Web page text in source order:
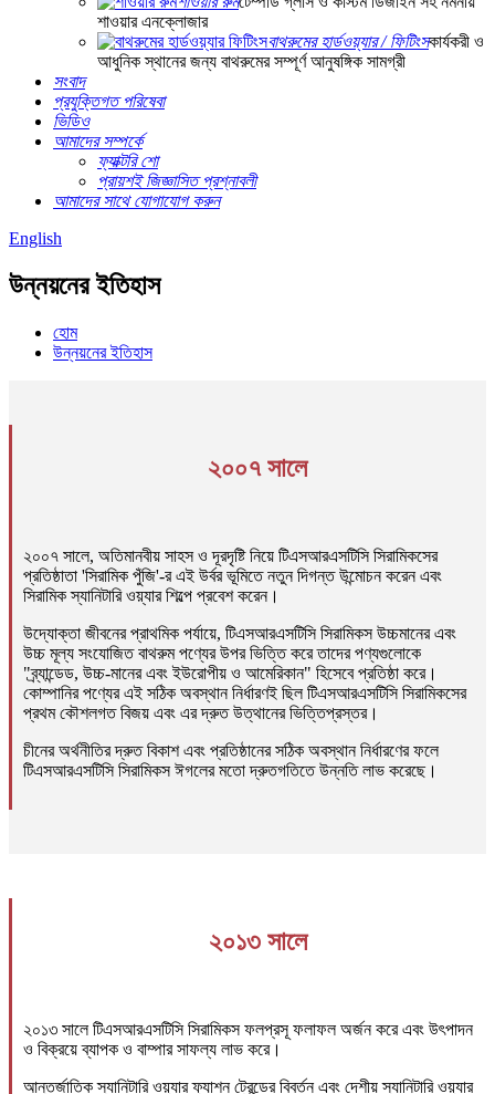
শাওয়ার এনক্লোজার
বাথরুমের হার্ডওয়্যার / ফিটিংসকার্যকরী ও
আধুনিক স্থানের জন্য বাথরুমের সম্পূর্ণ আনুষঙ্গিক সামগ্রী
সংবাদ
প্রযুক্তিগত পরিষেবা
ভিডিও
আমাদের সম্পর্কে
ফ্যাক্টরি শো
প্রায়শই জিজ্ঞাসিত প্রশ্নাবলী
আমাদের সাথে যোগাযোগ করুন
English
উন্নয়নের ইতিহাস
হোম
উন্নয়নের ইতিহাস
২০০৭ সালে
২০০৭ সালে, অতিমানবীয় সাহস ও দূরদৃষ্টি নিয়ে টিএসআরএসটিসি সিরামিকসের
প্রতিষ্ঠাতা 'সিরামিক পুঁজি'-র এই উর্বর ভূমিতে নতুন দিগন্ত উন্মোচন করেন এবং
সিরামিক স্যানিটারি ওয়্যার শিল্পে প্রবেশ করেন।
উদ্যোক্তা জীবনের প্রাথমিক পর্যায়ে, টিএসআরএসটিসি সিরামিকস উচ্চমানের এবং
উচ্চ মূল্য সংযোজিত বাথরুম পণ্যের উপর ভিত্তি করে তাদের পণ্যগুলোকে
"ব্র্যান্ডেড, উচ্চ-মানের এবং ইউরোপীয় ও আমেরিকান" হিসেবে প্রতিষ্ঠা করে।
কোম্পানির পণ্যের এই সঠিক অবস্থান নির্ধারণই ছিল টিএসআরএসটিসি সিরামিকসের
প্রথম কৌশলগত বিজয় এবং এর দ্রুত উত্থানের ভিত্তিপ্রস্তর।
চীনের অর্থনীতির দ্রুত বিকাশ এবং প্রতিষ্ঠানের সঠিক অবস্থান নির্ধারণের ফলে
টিএসআরএসটিসি সিরামিকস ঈগলের মতো দ্রুতগতিতে উন্নতি লাভ করেছে।
২০১৩ সালে
২০১৩ সালে টিএসআরএসটিসি সিরামিকস ফলপ্রসূ ফলাফল অর্জন করে এবং উৎপাদন
ও বিক্রয়ে ব্যাপক ও বাম্পার সাফল্য লাভ করে।
আন্তর্জাতিক স্যানিটারি ওয়্যার ফ্যাশন ট্রেন্ডের বিবর্তন এবং দেশীয় স্যানিটারি ওয়্যার